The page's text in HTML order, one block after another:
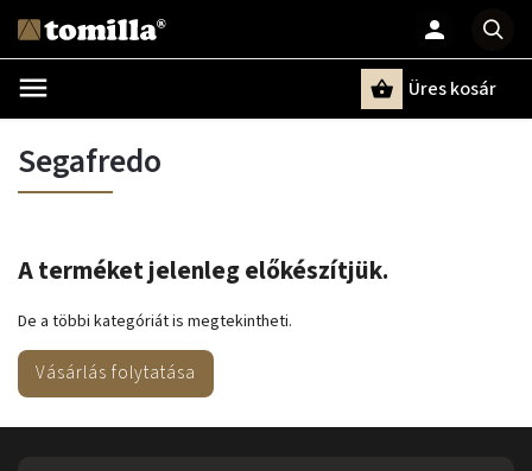
Üres kosár
Segafredo
A terméket jelenleg előkészítjük.
De a többi kategóriát is megtekintheti.
Vásárlás folytatása